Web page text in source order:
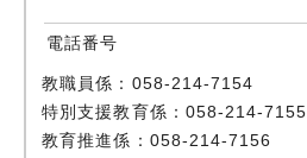
電話番号
教職員係：058-214-7154
特別支援教育係：058-214-7155
教育推進係：058-214-7156